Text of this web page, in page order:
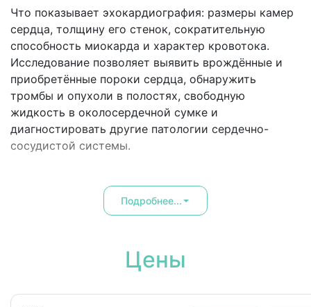
Что показывает эхокардиография: размеры камер
сердца, толщину его стенок, сократительную
способность миокарда и характер кровотока.
Исследование позволяет выявить врождённые и
приобретённые пороки сердца, обнаружить
тромбы и опухоли в полостях, свободную
жидкость в околосердечной сумке и
диагностировать другие патологии сердечно-
сосудистой системы.
Подробнее...
Цены